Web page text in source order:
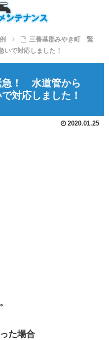
三養基郡みやき町 緊
で対応しました！
！ 水道管から
対応しました！
2020.01.25
た場合